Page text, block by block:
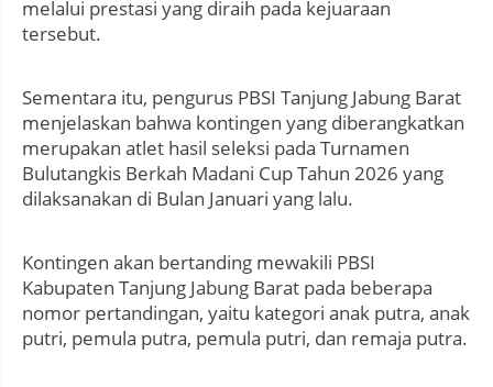
melalui prestasi yang diraih pada kejuaraan
tersebut.
Sementara itu, pengurus PBSI Tanjung Jabung Barat
menjelaskan bahwa kontingen yang diberangkatkan
merupakan atlet hasil seleksi pada Turnamen
Bulutangkis Berkah Madani Cup Tahun 2026 yang
dilaksanakan di Bulan Januari yang lalu.
Kontingen akan bertanding mewakili PBSI
Kabupaten Tanjung Jabung Barat pada beberapa
nomor pertandingan, yaitu kategori anak putra, anak
putri, pemula putra, pemula putri, dan remaja putra.